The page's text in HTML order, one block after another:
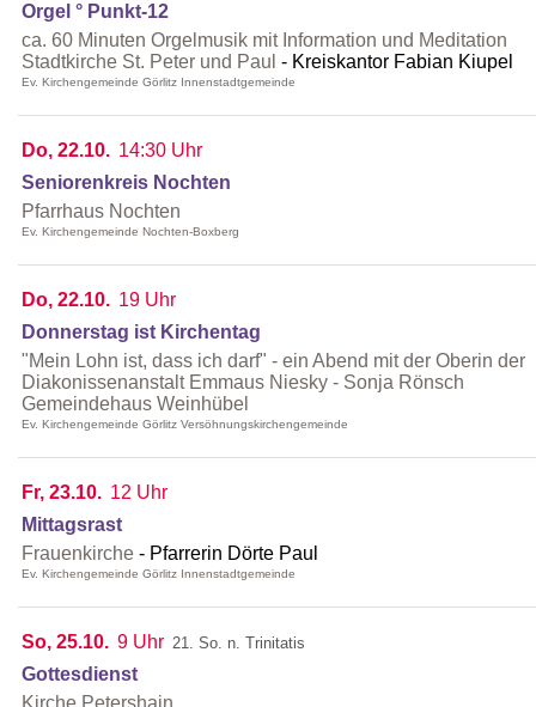
Orgel ° Punkt-12
ca. 60 Minuten Orgelmusik mit Information und Meditation
Stadtkirche St. Peter und Paul
Kreiskantor Fabian Kiupel
Ev. Kirchengemeinde Görlitz Innenstadtgemeinde
Do, 22.10. 14:30 Uhr
Seniorenkreis Nochten
Pfarrhaus Nochten
Ev. Kirchengemeinde Nochten-Boxberg
Do, 22.10. 19 Uhr
Donnerstag ist Kirchentag
"Mein Lohn ist, dass ich darf" - ein Abend mit der Oberin der
Diakonissenanstalt Emmaus Niesky - Sonja Rönsch
Gemeindehaus Weinhübel
Ev. Kirchengemeinde Görlitz Versöhnungskirchengemeinde
Fr, 23.10. 12 Uhr
Mittagsrast
Frauenkirche
Pfarrerin Dörte Paul
Ev. Kirchengemeinde Görlitz Innenstadtgemeinde
So, 25.10. 9 Uhr 21. So. n. Trinitatis
Gottesdienst